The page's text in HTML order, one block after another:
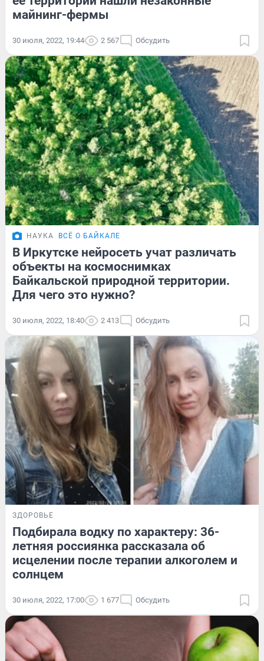
майнинг-фермы
30 июля, 2022, 19:44 2 567 Обсудить
НАУКА ВСЁ О БАЙКАЛЕ
В Иркутске нейросеть учат различать
объекты на космоснимках
Байкальской природной территории.
Для чего это нужно?
30 июля, 2022, 18:40 2 413 Обсудить
ЗДОРОВЬЕ
Подбирала водку по характеру: 36-
летняя россиянка рассказала об
исцелении после терапии алкоголем и
солнцем
30 июля, 2022, 17:00 1 677 Обсудить